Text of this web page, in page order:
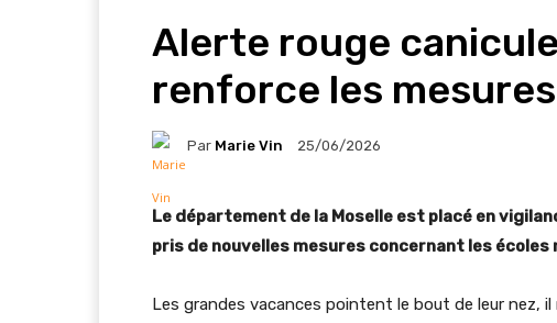
Alerte rouge
renforce les
Par Marie Vin 25/06/2026
Le département de la Moselle est placé en
pris de nouvelles mesures concernant les
Les grandes vacances pointent le bout de leur nez, il